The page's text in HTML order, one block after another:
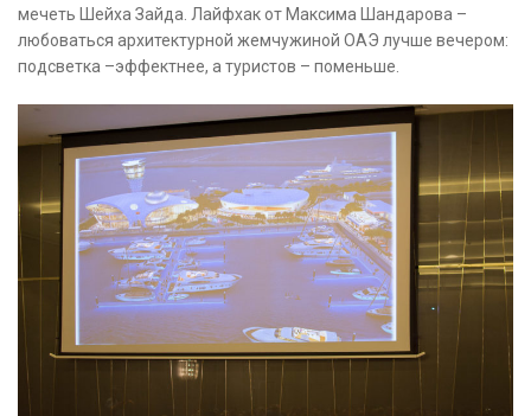
мечеть Шейха Зайда. Лайфхак от Максима Шандарова –
любоваться архитектурной жемчужиной ОАЭ лучше вечером:
подсветка –эффектнее, а туристов – поменьше.